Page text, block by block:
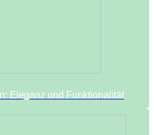
Eleganz und Funktionalität